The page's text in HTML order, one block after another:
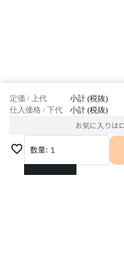
定価 / 上代 小計 (税抜)
仕入価格 / 下代 小計 (税抜)
お気に入りは
数量: 1
1